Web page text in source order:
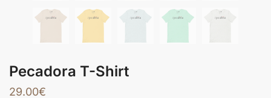
Pecadora T-Shirt
29.00€